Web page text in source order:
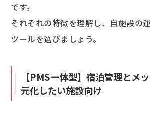
です。
それぞれの特徴を理解し、自施設の
ツールを選びましょう。
【PMS一体型】宿泊管理とメ
元化したい施設向け